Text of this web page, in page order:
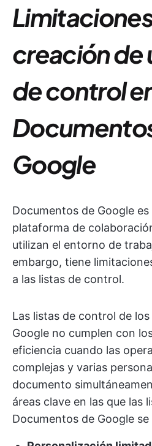
creación de
de control
Google
Documentos de Google
plataforma de
utilizan el entorno de
embargo, tiene
a las listas de control.
Las listas de control de
Google no cumplen con
eficiencia cuando las
complejas y varias
documento
áreas clave en las que las
Documentos de Google